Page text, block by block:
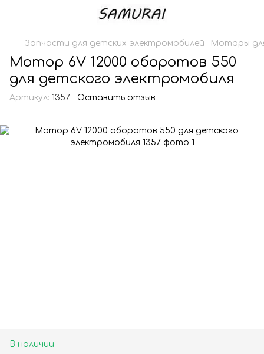
Запчасти для детских электромобилей Моторы
Мотор 6V 12000 оборотов 550
для детского электромобиля
Артикул: 1357 Оставить отзыв
В наличии